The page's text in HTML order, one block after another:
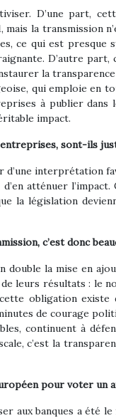
D’une part,
mais la
ce qui est presque
D’autre part,
la
qui emploie en
à publier
impact.
sont-ils
interprétation
atténuer
la législation
c’est donc
double la mise en
leurs résultats : le
obligation existe
de courage
continuent à
c’est la
pour voter un
aux banques a été